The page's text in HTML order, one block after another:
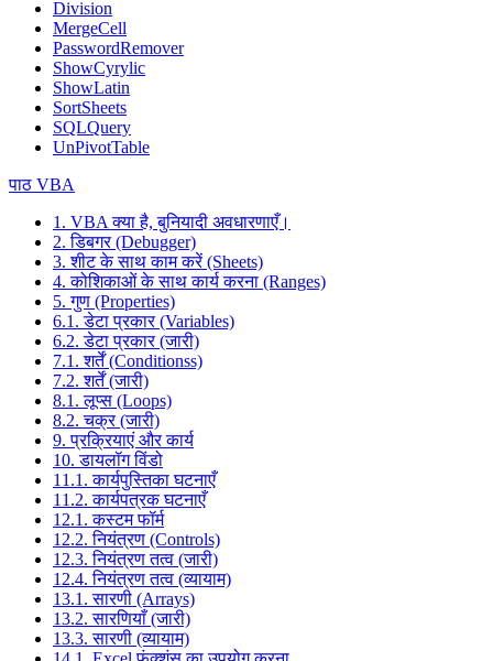
Division
MergeCell
PasswordRemover
ShowCyrylic
ShowLatin
SortSheets
SQLQuery
UnPivotTable
पाठ VBA
1. VBA क्या है, बुनियादी अवधारणाएँ।
2. डिबगर (Debugger)
3. शीट के साथ काम करें (Sheets)
4. कोशिकाओं के साथ कार्य करना (Ranges)
5. गुण (Properties)
6.1. डेटा प्रकार (Variables)
6.2. डेटा प्रकार (जारी)
7.1. शर्तें (Conditionss)
7.2. शर्तें (जारी)
8.1. लूप्स (Loops)
8.2. चक्र (जारी)
9. प्रक्रियाएं और कार्य
10. डायलॉग विंडो
11.1. कार्यपुस्तिका घटनाएँ
11.2. कार्यपत्रक घटनाएँ
12.1. कस्टम फॉर्म
12.2. नियंत्रण (Controls)
12.3. नियंत्रण तत्व (जारी)
12.4. नियंत्रण तत्व (व्यायाम)
13.1. सारणी (Arrays)
13.2. सारणियाँ (जारी)
13.3. सारणी (व्यायाम)